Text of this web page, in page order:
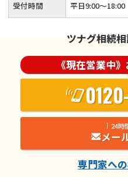
受付時間 平日9:00～18:00
ツナグ相続
《現在営業中
24時
メー
専門家へ